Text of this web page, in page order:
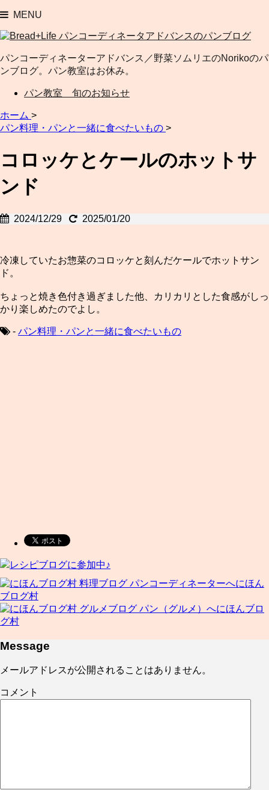
MENU
パンコーディネーターアドバンス／野菜ソムリエのNorikoのパ
ンブログ。パン教室はお休み。
パン教室 旬のお知らせ
ホーム >
パン料理・パンと一緒に食べたいもの >
コロッケとケールのホットサ
ンド
2024/12/29 2025/01/20
冷凍していたお惣菜のコロッケと刻んだケールでホットサン
ド。
ちょっと焼き色付き過ぎました他、カリカリとした食感がしっ
かり楽しめたのでよし。
- パン料理・パンと一緒に食べたいもの
レシピブログに参加中♪
にほん
ブログ村
にほんブロ
グ村
Message
メールアドレスが公開されることはありません。
コメント